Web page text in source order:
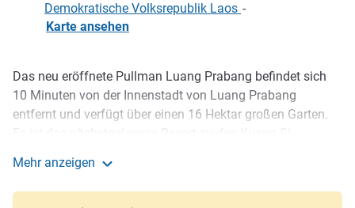
Demokratische Volksrepublik Laos -
Karte ansehen
Beschreibung
Das neu eröffnete Pullman Luang Prabang befindet sich
10 Minuten von der Innenstadt von Luang Prabang
entfernt und verfügt über einen 16 Hektar großen Garten.
Mehr anzeigen